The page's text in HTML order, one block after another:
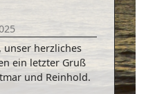
herzliches
ein letzter Gruß
und Reinhold.